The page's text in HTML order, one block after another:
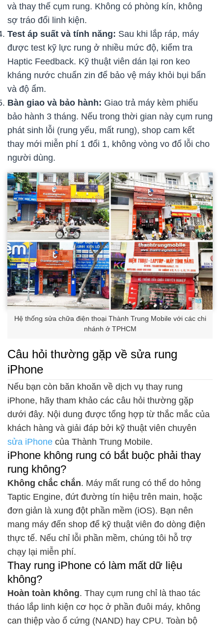
và thay thế cụm rung. Không có phòng kín, không
sợ tráo đổi linh kiện.
Test áp suất và tính năng: Sau khi lắp ráp, máy
được test kỹ lực rung ở nhiều mức độ, kiểm tra
Haptic Feedback. Kỹ thuật viên dán lại ron keo
kháng nước chuẩn zin để bảo vệ máy khỏi bụi bẩn
và độ ẩm.
Bàn giao và bảo hành: Giao trả máy kèm phiếu
bảo hành 3 tháng. Nếu trong thời gian này cụm rung
phát sinh lỗi (rung yếu, mất rung), shop cam kết
thay mới miễn phí 1 đổi 1, không vòng vo đổ lỗi cho
người dùng.
Hệ thống sửa chữa điện thoại Thành Trung Mobile với các chi
nhánh ở TPHCM
Câu hỏi thường gặp về sửa rung
iPhone
Nếu bạn còn băn khoăn về dịch vụ thay rung
iPhone, hãy tham khảo các câu hỏi thường gặp
dưới đây. Nội dung được tổng hợp từ thắc mắc của
khách hàng và giải đáp bởi kỹ thuật viên chuyên
sửa iPhone của Thành Trung Mobile.
iPhone không rung có bắt buộc phải thay
rung không?
Không chắc chắn. Máy mất rung có thể do hỏng
Taptic Engine, đứt đường tín hiệu trên main, hoặc
đơn giản là xung đột phần mềm (iOS). Bạn nên
mang máy đến shop để kỹ thuật viên đo dòng điện
thực tế. Nếu chỉ lỗi phần mềm, chúng tôi hỗ trợ
chạy lại miễn phí.
Thay rung iPhone có làm mất dữ liệu
không?
Hoàn toàn không. Thay cụm rung chỉ là thao tác
tháo lắp linh kiện cơ học ở phần đuôi máy, không
can thiệp vào ổ cứng (NAND) hay CPU. Toàn bộ